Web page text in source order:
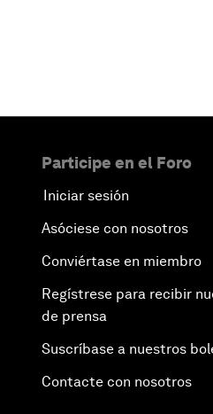
Participe en el Foro
Iniciar sesión
Asóciese con nosotros
Conviértase en miembro
Regístrese para recibir
de prensa
Suscríbase a nuestros
Contacte con nosotros